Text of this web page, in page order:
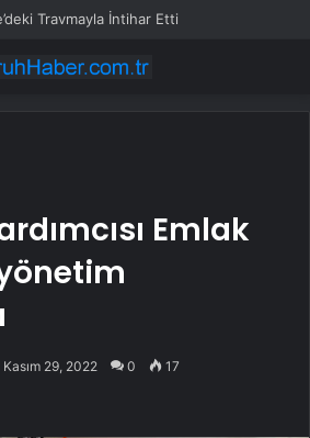
Travmayla İntihar Etti
Emlak
Kasım 29, 2022 0 17